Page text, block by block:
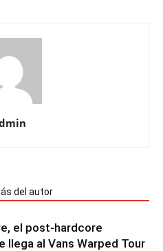
del autor
el post-hardcore
llega al Vans Warped Tour